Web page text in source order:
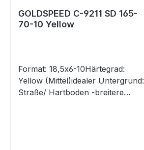
GOLDSPEED C-9211 SD 165-
70-10 Yellow
Format: 18,5x6-10Härtegrad:
Yellow (Mittel)idealer Untergrund:
Straße/ Hartboden -breitere